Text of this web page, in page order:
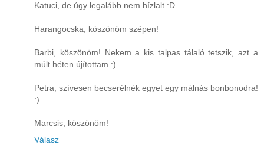
Katuci, de úgy legalább nem hízlalt :D
Harangocska, köszönöm szépen!
Barbi, köszönöm! Nekem a kis talpas tálaló tetszik, azt a
múlt héten újítottam :)
Petra, szívesen becserélnék egyet egy málnás bonbonodra!
:)
Marcsis, köszönöm!
Válasz